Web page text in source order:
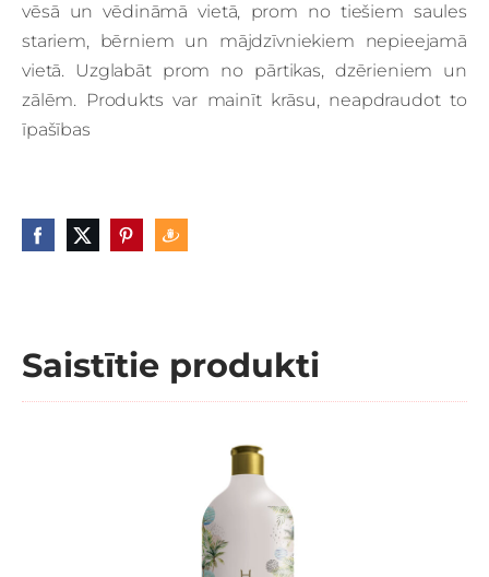
vēsā un vēdināmā vietā, prom no tiešiem saules
stariem, bērniem un mājdzīvniekiem nepieejamā
vietā. Uzglabāt prom no pārtikas, dzērieniem un
zālēm. Produkts var mainīt krāsu, neapdraudot to
īpašības
Saistītie produkti